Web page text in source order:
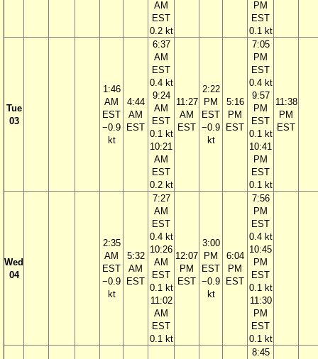
AM
EST
0.2 kt
PM
EST
0.1 kt
Tue
03
1:46
AM
EST
−0.9
kt
4:44
AM
EST
6:37
AM
EST
0.4 kt
9:24
AM
EST
0.1 kt
10:21
AM
EST
0.2 kt
11:27
AM
EST
2:22
PM
EST
−0.9
kt
5:16
PM
EST
7:05
PM
EST
0.4 kt
9:57
PM
EST
0.1 kt
10:41
PM
EST
0.1 kt
11:38
PM
EST
Wed
04
2:35
AM
EST
−0.9
kt
5:32
AM
EST
7:27
AM
EST
0.4 kt
10:26
AM
EST
0.1 kt
11:02
AM
EST
0.1 kt
12:07
PM
EST
3:00
PM
EST
−0.9
kt
6:04
PM
EST
7:56
PM
EST
0.4 kt
10:45
PM
EST
0.1 kt
11:30
PM
EST
0.1 kt
8:45